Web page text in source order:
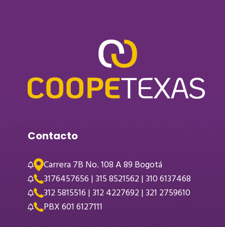
Contacto
Carrera 7B No. 108 A 89 Bogotá
3176457656 | 315 8521562 | 310 6137468
312 5815516 | 312 4227692 | 321 2759610
PBX 601 6127111